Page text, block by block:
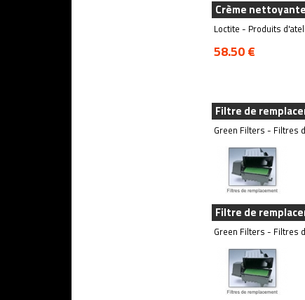
Crème nettoyante
Loctite - Produits
58.50 €
Filtre de
Green Filters - Filtres
Filtre de
Green Filters - Filtres